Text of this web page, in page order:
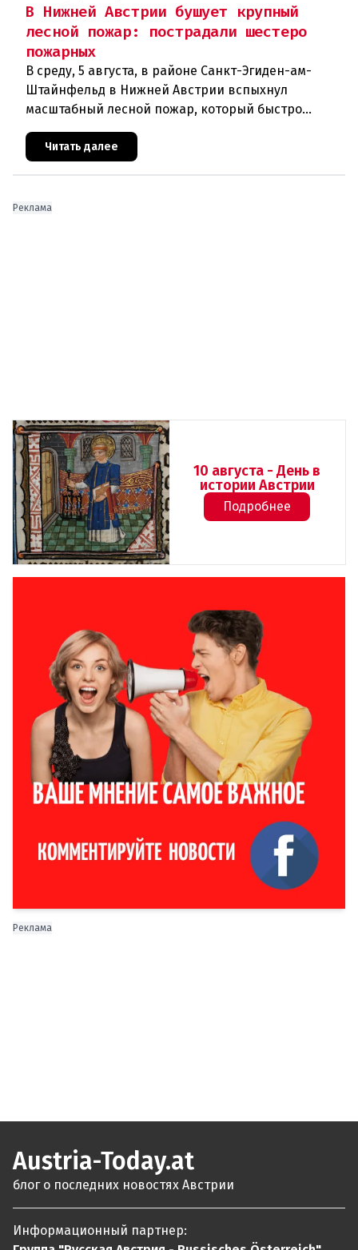
В Нижней Австрии бушует крупный
лесной пожар: пострадали шестеро
пожарных
В среду, 5 августа, в районе Санкт-Эгиден-ам-
Штайнфельд в Нижней Австрии вспыхнул
масштабный лесной пожар, который быстро
В ходе тушения пострадали шесте
Читать далее
Реклама
10 августа - День в
истории Австрии
Подробнее
Реклама
Austria-Today.at
блог о последних новостях Австрии
Информационный партнер: